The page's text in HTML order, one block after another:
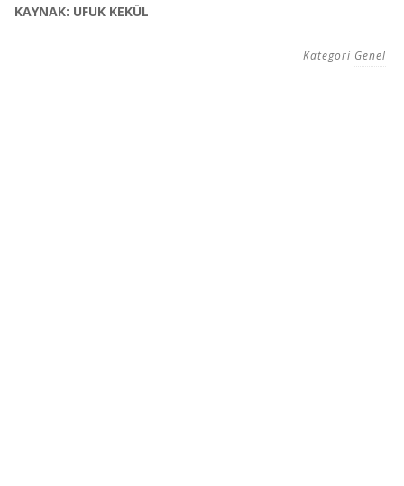
KAYNAK: UFUK KEKÜL
Kategori Genel